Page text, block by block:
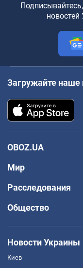
Загружайте
OBOZ.UA
Мир
Расследования
Общество
Новости Украины
Киев